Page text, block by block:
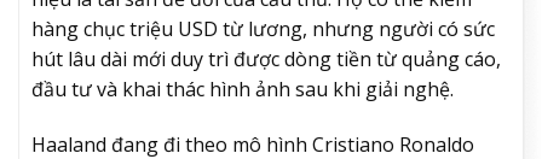
hàng chục triệu USD từ lương, nhưng người có sức
hút lâu dài mới duy trì được dòng tiền từ quảng cáo,
đầu tư và khai thác hình ảnh sau khi giải nghệ.
Haaland đang đi theo mô hình Cristiano Ronaldo